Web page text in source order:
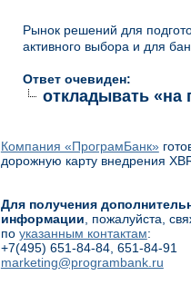
Рынок решений для
активного выбора и для
Ответ очевиден:
откладывать «на
Компания «ПрограмБанк»
дорожную карту внедрения
Для получения
информации , пожалуйста,
по указанным контактам:
+7(495) 651-84-84, 651-84-91
marketing@programbank.ru